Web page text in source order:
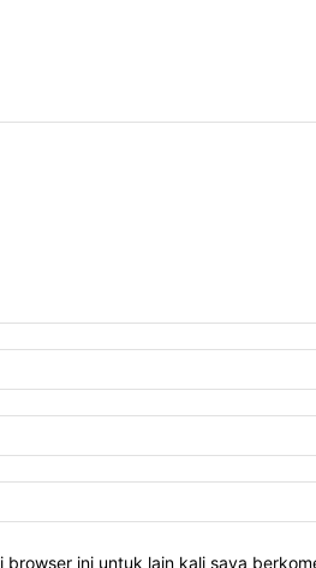
ini untuk lain kali saya